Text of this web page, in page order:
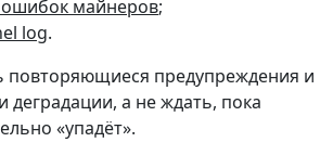
майнеров;
log.
предупреждения и
деградации, а не ждать, пока
«упадёт».